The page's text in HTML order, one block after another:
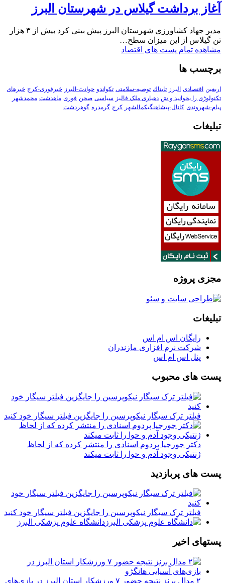
آغاز برداشت گیلاس در شهرستان البرز
مدیر جهاد کشاورزی شهرستان البرز پیش بینی کرد بیش از ۳ هزار
تن گیلاس از این میزان سطح…
مشاهده تمام پست های اقتصاد
برچسب ها
اربعین اقتصادی البرز تابناك توصیه-سلامتی تکواندو حوادث-البرز خبرفوری-کرج خبرهای
تکنولوڑی را بخوانید و ش دهیاری ملک فالیز سیاسی صحن فوری ماهدشت محمدشهر
پیام-شهروندی کانال-پیشاهنگیکمالشهر کرج گرمدره گوهردشت
تبلیغات
مجزی پروژه
تبلیغات
رایگان اس ام اس
شرکت نرم افزاری مازندران
پنل اس ام اس
پست های محبوب
فیلتر ترک سیگار نیکوپرسین را جایگزین فیلتر سیگار خود کنید
دکتر جورجیا پردوم اسنادی را منتشر کرده که از لحاظ
ژنتیکی وجود آدم و حوا را ثابت میکند
پست های پربازدید
فیلتر ترک سیگار نیکوپرسین را جایگزین فیلتر سیگار خود کنید
دانشگاه علوم پزشکی البرز
پستهای اخیر
۲ مدال برنز نتیجه حضور ۷ ورزشکار استان البرز در بازی‌های